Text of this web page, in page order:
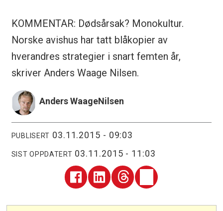
KOMMENTAR: Dødsårsak? Monokultur.
Norske avishus har tatt blåkopier av
hverandres strategier i snart femten år,
skriver Anders Waage Nilsen.
Anders WaageNilsen
PUBLISERT 03.11.2015 - 09:03
SIST OPPDATERT 03.11.2015 - 11:03